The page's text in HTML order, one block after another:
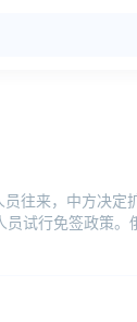
往来，中方决定
试行免签政策。